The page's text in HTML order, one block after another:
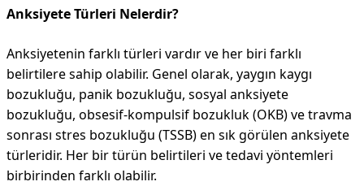
Anksiyete Türleri Nelerdir?
Anksiyetenin farklı türleri vardır ve her biri farklı
belirtilere sahip olabilir. Genel olarak, yaygın kaygı
bozukluğu, panik bozukluğu, sosyal anksiyete
bozukluğu, obsesif-kompulsif bozukluk (OKB) ve travma
sonrası stres bozukluğu (TSSB) en sık görülen anksiyete
türleridir. Her bir türün belirtileri ve tedavi yöntemleri
birbirinden farklı olabilir.